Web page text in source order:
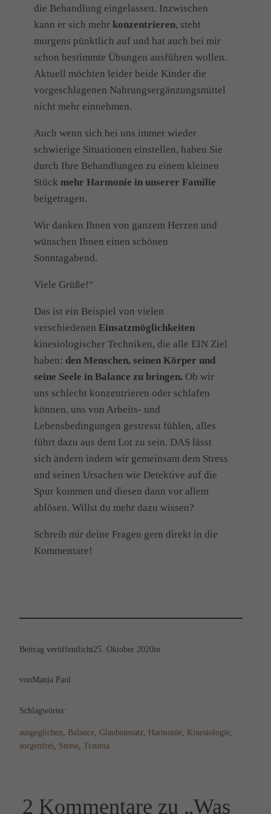
die Behandlung eingelassen. Inzwischen
kann er sich mehr konzentrieren, steht
morgens pünktlich auf und hat auch bei mir
schon bestimmte Übungen ausführen wollen.
Aktuell möchten leider beide Kinder die
vorgeschlagenen Nahrungsergänzungsmittel
nicht mehr einnehmen.
Auch wenn sich bei uns immer wieder
schwierige Situationen einstellen, haben Sie
durch Ihre Behandlungen zu einem kleinen
Stück mehr Harmonie in unserer Familie
beigetragen.
Wir danken Ihnen von ganzem Herzen und
wünschen Ihnen einen schönen
Sonntagabend.
Viele Grüße!“
Das ist ein Beispiel von vielen
verschiedenen Einsatzmöglichkeiten
kinesiologischer Techniken, die alle EIN Ziel
haben: den Menschen, seinen Körper und
seine Seele in Balance zu bringen. Ob wir
uns schlecht konzentrieren oder schlafen
können, uns von Arbeits- und
Lebensbedingungen gestresst fühlen, alles
führt dazu aus dem Lot zu sein. DAS lässt
sich ändern indem wir gemeinsam dem Stress
und seinen Ursachen wie Detektive auf die
Spur kommen und diesen dann vor allem
ablösen. Willst du mehr dazu wissen?
Schreib mir deine Fragen gern direkt in die
Kommentare!
Beitrag veröffentlicht25. Oktober 2020in
vonManja Paul
Schlagwörter:
ausgeglichen Balance Glaubenssatz Harmonie Kinesiologie
sorgenfrei
Stress Trauma
2 Kommentare zu „Was